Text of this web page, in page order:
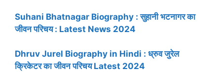
Suhani Bhatnagar Biography : सुहानी भटनागर का
जीवन परिचय : Latest News 2024
Dhruv Jurel Biography in Hindi : ध्रुव जुरेल
क्रिकेटर का जीवन परिचय Latest 2024